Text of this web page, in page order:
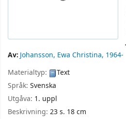
Av:Johansson, Ewa Christina, 1964-
Materialtyp:
Text
Språk: Svenska
Utgåva: 1. uppl
Beskrivning: 23 s. 18 cm